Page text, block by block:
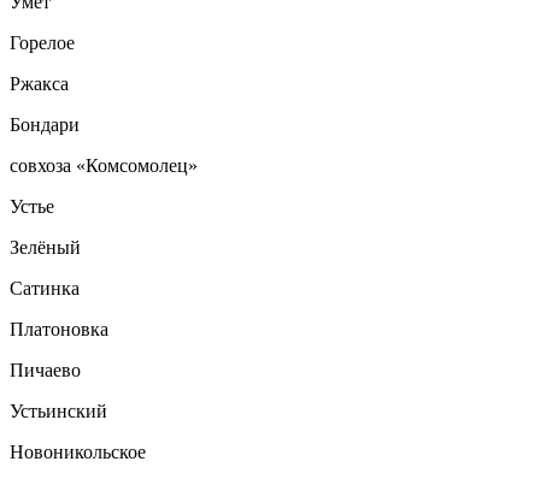
Горелое
Ржакса
Бондари
совхоза «Комсомолец»
Устье
Зелёный
Сатинка
Платоновка
Пичаево
Устьинский
Новоникольское